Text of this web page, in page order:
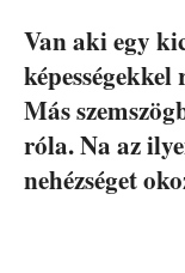
Van aki egy
Más
róla. Na az
nehézséget